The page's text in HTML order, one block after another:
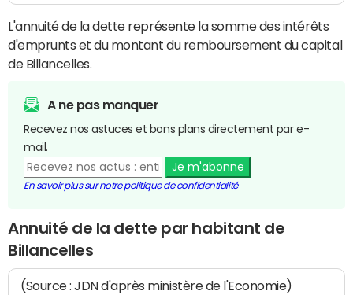
L'annuité de la dette représente la somme des intérêts
d'emprunts et du montant du remboursement du capital
de Billancelles.
A ne pas manquer
Recevez nos astuces et bons plans directement par e-
mail.
Je m'abonne
En savoir plus sur notre politique de confidentialité
Annuité de la dette par habitant de
Billancelles
(Source : JDN d'après ministère de l'Economie)